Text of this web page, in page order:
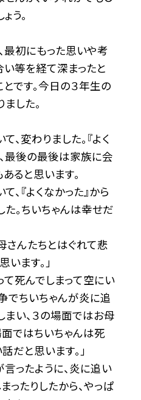
う。
初にもった思いや考
い等を経て深まったと
です。今日の３年生の
した。
変わりました。『よく
最後の最後は家族に会
あると思います。
『よくなかった』から
た。ちいちゃんは幸せだ
さんたちとはぐれて悲
います。」
て死んでしまって空にい
でちいちゃんが炎に追
まい、３の場面ではお母
面ではちいちゃんは死
だと思います。」
ったように、炎に追い
ったりしたから、やっぱ